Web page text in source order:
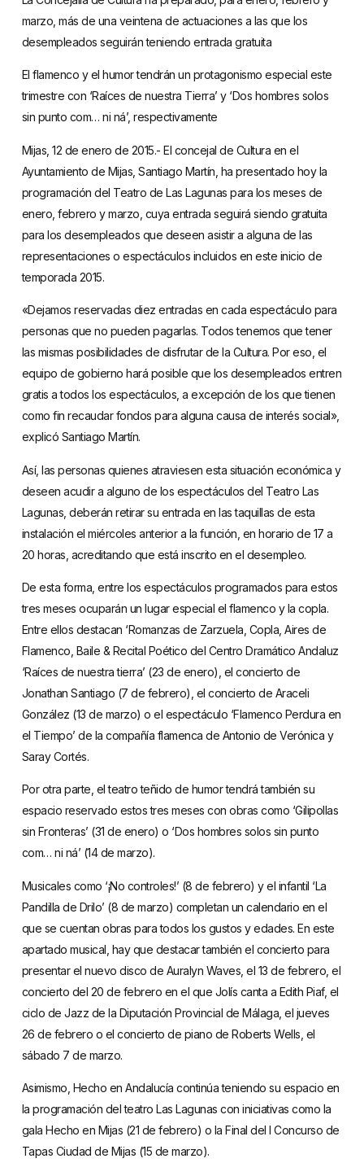
marzo, más de una veintena de actuaciones a las que los
desempleados seguirán teniendo entrada gratuita
El flamenco y el humor tendrán un protagonismo especial este
trimestre con ‘Raíces de nuestra Tierra’ y ‘Dos hombres solos
sin punto com… ni ná’, respectivamente
Mijas, 12 de enero de 2015.- El concejal de Cultura en el
Ayuntamiento de Mijas, Santiago Martín, ha presentado hoy la
programación del Teatro de Las Lagunas para los meses de
enero, febrero y marzo, cuya entrada seguirá siendo gratuita
para los desempleados que deseen asistir a alguna de las
representaciones o espectáculos incluidos en este inicio de
temporada 2015.
«Dejamos reservadas diez entradas en cada espectáculo para
personas que no pueden pagarlas. Todos tenemos que tener
las mismas posibilidades de disfrutar de la Cultura. Por eso, el
equipo de gobierno hará posible que los desempleados entren
gratis a todos los espectáculos, a excepción de los que tienen
como fin recaudar fondos para alguna causa de interés social»,
explicó Santiago Martín.
Así, las personas quienes atraviesen esta situación económica y
deseen acudir a alguno de los espectáculos del Teatro Las
Lagunas, deberán retirar su entrada en las taquillas de esta
instalación el miércoles anterior a la función, en horario de 17 a
20 horas, acreditando que está inscrito en el desempleo.
De esta forma, entre los espectáculos programados para estos
tres meses ocuparán un lugar especial el flamenco y la copla.
Entre ellos destacan ‘Romanzas de Zarzuela, Copla, Aires de
Flamenco, Baile & Recital Poético del Centro Dramático Andaluz
‘Raíces de nuestra tierra’ (23 de enero), el concierto de
Jonathan Santiago (7 de febrero), el concierto de Araceli
González (13 de marzo) o el espectáculo ‘Flamenco Perdura en
el Tiempo’ de la compañía flamenca de Antonio de Verónica y
Saray Cortés.
Por otra parte, el teatro teñido de humor tendrá también su
espacio reservado estos tres meses con obras como ‘Gilipollas
sin Fronteras’ (31 de enero) o ‘Dos hombres solos sin punto
com… ni ná’ (14 de marzo).
Musicales como ‘¡No controles!’ (8 de febrero) y el infantil ‘La
Pandilla de Drilo’ (8 de marzo) completan un calendario en el
que se cuentan obras para todos los gustos y edades. En este
apartado musical, hay que destacar también el concierto para
presentar el nuevo disco de Auralyn Waves, el 13 de febrero, el
concierto del 20 de febrero en el que Jolís canta a Edith Piaf, el
ciclo de Jazz de la Diputación Provincial de Málaga, el jueves
26 de febrero o el concierto de piano de Roberts Wells, el
sábado 7 de marzo.
Asimismo, Hecho en Andalucía continúa teniendo su espacio en
la programación del teatro Las Lagunas con iniciativas como la
gala Hecho en Mijas (21 de febrero) o la Final del I Concurso de
Tapas Ciudad de Mijas (15 de marzo).